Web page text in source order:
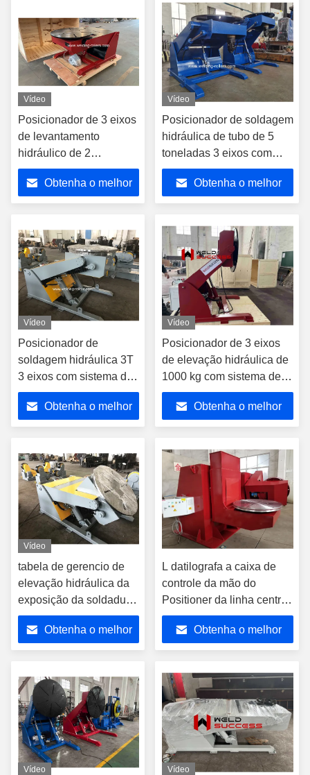
Vídeo
Posicionador de 3 eixos
de levantamento
hidráulico de 2
toneladas com sistema
de controle elétrico
Obtenha o melhor
Vídeo
Posicionador de soldagem
hidráulica de tubo de 5
toneladas 3 eixos com
diâmetro de mesa de 1500
mm
Obtenha o melhor
Vídeo
Posicionador de
soldagem hidráulica 3T
3 eixos com sistema de
controle elétrico
Obtenha o melhor
Vídeo
Posicionador de 3 eixos
de elevação hidráulica de
1000 kg com sistema de
controle elétrico
Obtenha o melhor
Vídeo
tabela de gerencio de
elevação hidráulica da
exposição da soldadura
5T com controle remoto
da mãoObtenha o melhor
L datilografa a caixa de
controle da mão do
Positioner da linha central
da tabela 3 da volta da
soldadura para a
soldadura automática
Obtenha o melhor
Vídeo Vídeo